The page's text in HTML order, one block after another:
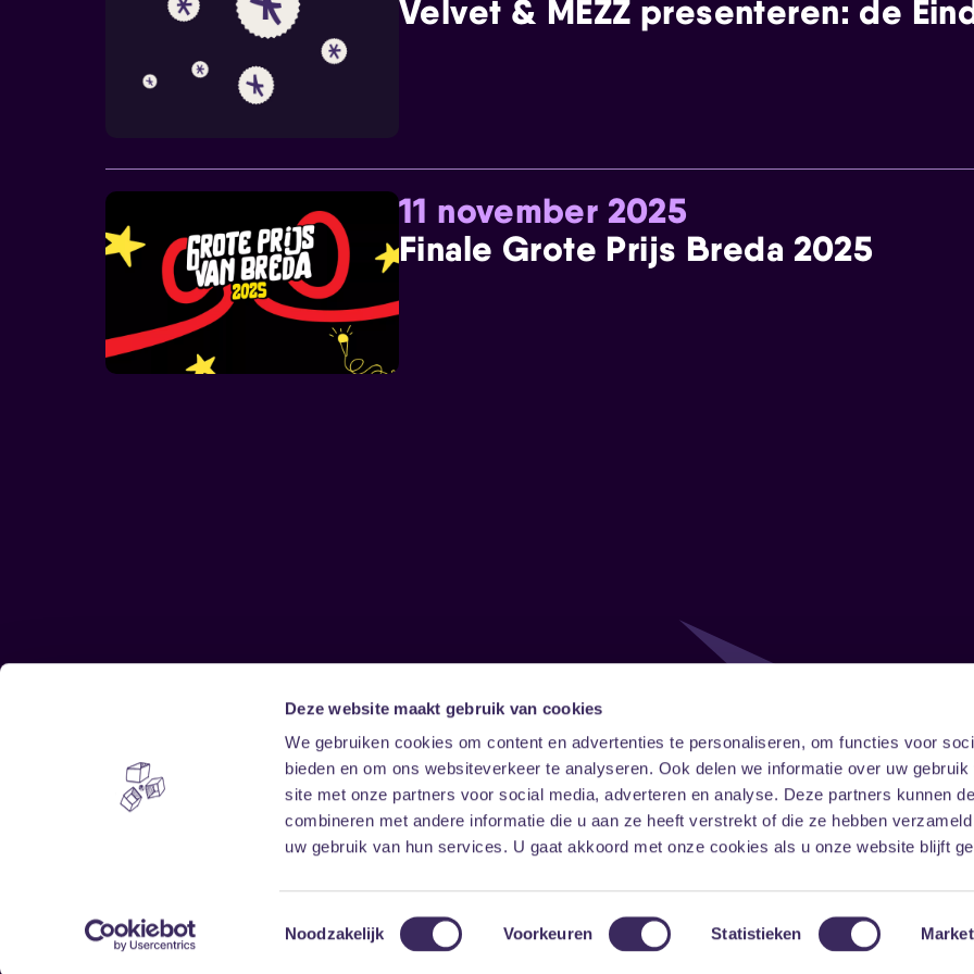
Deze website maakt gebruik van cookies
We gebruiken cookies om content en advertenties te personaliseren, om functies voor
bieden en om ons websiteverkeer te analyseren. Ook delen we informatie over uw gebruik
site met onze partners voor social media, adverteren en analyse. Deze partners kunnen
combineren met andere informatie die u aan ze heeft verstrekt of die ze hebben
uw gebruik van hun services. U gaat akkoord met onze cookies als u onze website blijft
Toestemmingsselectie
Noodzakelijk Voorkeuren Statistieken
Velvet & MEZZ presenteren: de
11 november 2025
Finale Grote Prijs Breda 2025
Home
Vrijwilligers
Disclaimer
Toegankelijkheid
Privacy & cookies
Follow
FacebookInstagramLinkedIn
Onze